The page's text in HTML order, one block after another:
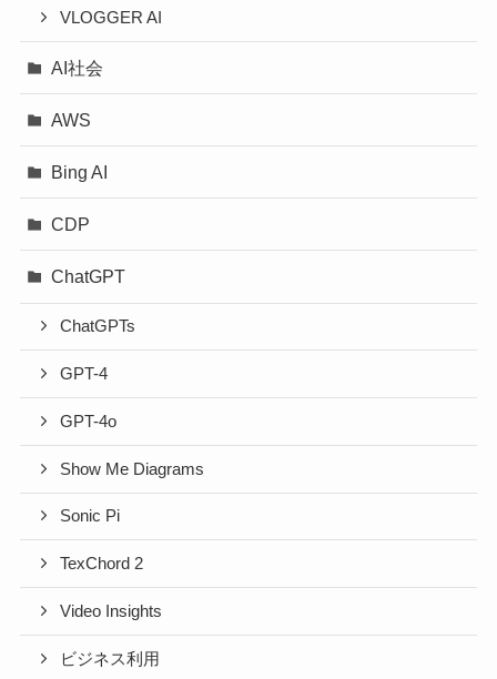
VLOGGER AI
AI社会
AWS
Bing AI
CDP
ChatGPT
ChatGPTs
GPT-4
GPT-4o
Show Me Diagrams
Sonic Pi
TexChord 2
Video Insights
ビジネス利用